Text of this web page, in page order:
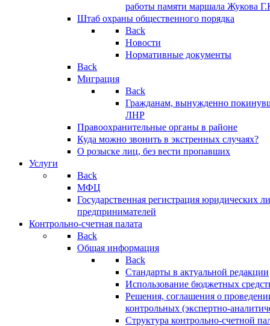
работы памяти маршала Жукова
Штаб охраны общественного порядка
Back
Новости
Нормативные документы
Back
Миграция
Back
Гражданам, вынужденно
ЛНР
Правоохранительные органы в районе
Куда можно звонить в экстренных случаях?
О розыске лиц, без вести пропавших
Услуги
Back
МФЦ
Государственная регистрация юридических
предпринимателей
Контрольно-счетная палата
Back
Общая информация
Back
Стандарты в актуальной редакции
Использование бюджетных
Решения, соглашения о
контрольных (экспертно-
Структура контрольно-счетной